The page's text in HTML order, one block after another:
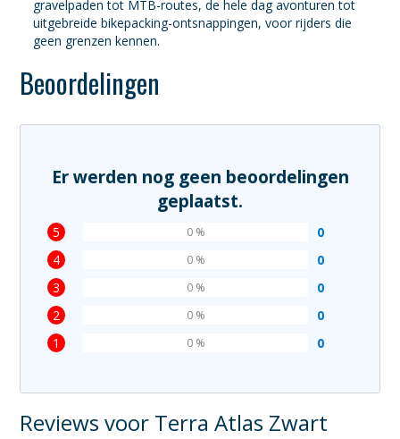
gravelpaden tot MTB-routes, de hele dag avonturen tot
uitgebreide bikepacking-ontsnappingen, voor rijders die
geen grenzen kennen.
Beoordelingen
Er werden nog geen beoordelingen
geplaatst.
5 0
0 %
4 0
0 %
3 0
0 %
2 0
0 %
1 0
0 %
Reviews voor Terra Atlas Zwart